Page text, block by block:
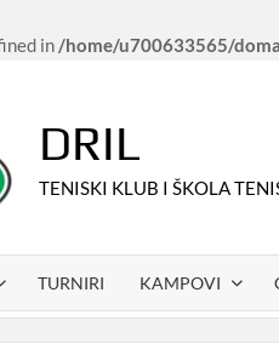
in/home/u700633565/
DRIL
TENISKI KLUB I ŠKOLA
TURNIRI KAMPOVI